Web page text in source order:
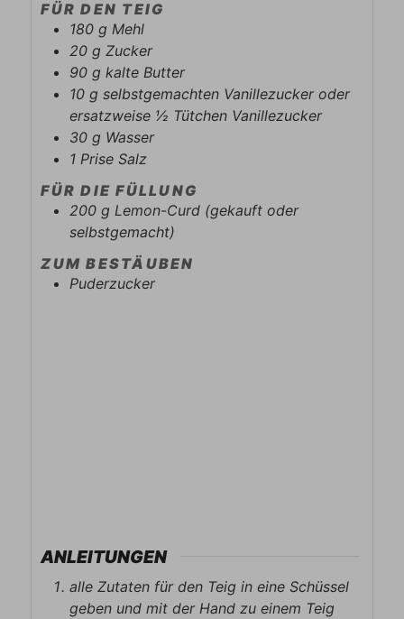
FÜR DEN TEIG
180g Mehl
20 g Zucker
90 g kalte Butter
10 g selbstgemachten Vanillezucker oder
ersatzweise ½ Tütchen Vanillezucker
30 g Wasser
1 Prise Salz
FÜR DIE FÜLLUNG
200 g Lemon-Curd (gekauft oder
selbstgemacht)
ZUM BESTÄUBEN
Puderzucker
ANLEITUNGEN
alle Zutaten für den Teig in eine Schüssel
geben und mit der Hand zu einem Teig